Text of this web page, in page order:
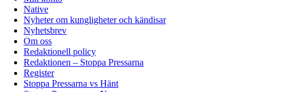
Native
Nyheter om kungligheter och kändisar
Nyhetsbrev
Om oss
Redaktionell policy
Redaktionen – Stoppa Pressarna
Register
Stoppa Pressarna vs Hänt